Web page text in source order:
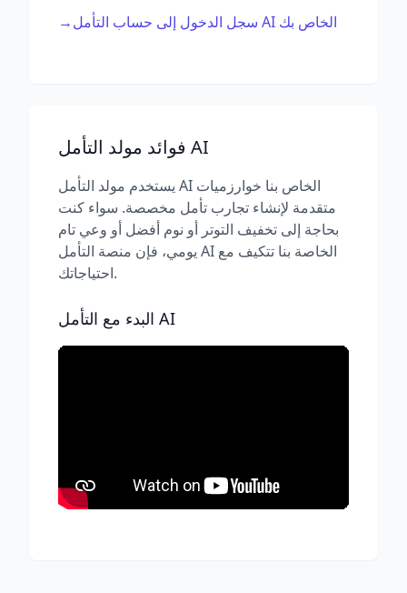
→
سجل الدخول إلى حساب التأمل AI الخاص بك
فوائد مولد التأمل AI
يستخدم مولد التأمل AI الخاص بنا خوارزميات
متقدمة لإنشاء تجارب تأمل مخصصة. سواء كنت
بحاجة إلى تخفيف التوتر أو نوم أفضل أو وعي تام
يومي، فإن منصة التأمل AI الخاصة بنا تتكيف مع
احتياجاتك.
البدء مع التأمل AI